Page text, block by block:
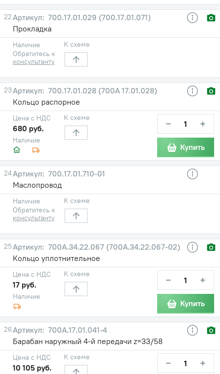
22
700.17.01.029 (700.17.01.071)
Прокладка
Наличие
Обратитесь к
консультанту
К схеме
23
700.17.01.028 (700А 17.01.028)
Кольцо распорное
Наличие
Цена с НДС
680 руб.
К схеме − +
Купить
24
700.17.01.710-01
Маслопровод
Наличие
Обратитесь к
консультанту
К схеме
25
700А.34.22.067 (700А.34.22.067-02)
Кольцо уплотнительное
Наличие
Цена с НДС
17 руб.
К схеме − +
Купить
26
700А.17.01.041-4
Барабан наружный 4-й передачи z=33/58
Цена с НДС
10 105 руб.
К схеме − +